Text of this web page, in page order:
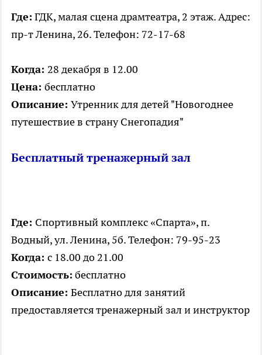
Где: ГДК, малая сцена драмтеатра, 2 этаж. Адрес:
пр-т Ленина, 26. Телефон: 72-17-68
Когда: 28 декабря в 12.00
Цена: бесплатно
Описание: Утренник для детей "Новогоднее
путешествие в страну Снегопадия"
Бесплатный тренажерный зал
Где: Спортивный комплекс «Спарта», п.
Водный, ул. Ленина, 5б. Телефон: 79-95-23
Когда: с 18.00 до 21.00
Стоимость: бесплатно
Описание: Бесплатно для занятий
предоставляется тренажерный зал и инструктор